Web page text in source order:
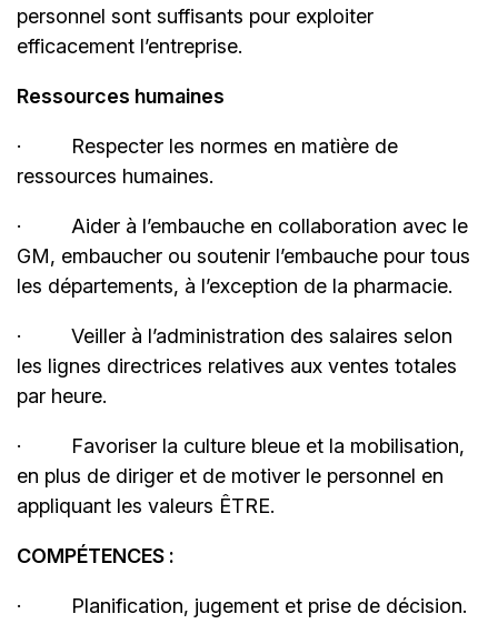
personnel sont suffisants pour exploiter
efficacement l’entreprise.
Ressources humaines
· Respecter les normes en matière de
ressources humaines.
· Aider à l’embauche en collaboration avec le
GM, embaucher ou soutenir l’embauche pour tous
les départements, à l’exception de la pharmacie.
· Veiller à l’administration des salaires selon
les lignes directrices relatives aux ventes totales
par heure.
· Favoriser la culture bleue et la mobilisation,
en plus de diriger et de motiver le personnel en
appliquant les valeurs ÊTRE.
COMPÉTENCES :
· Planification, jugement et prise de décision.